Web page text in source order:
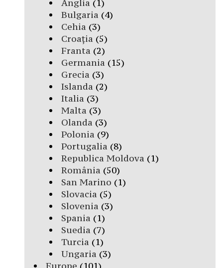
Anglia (1)
Bulgaria (4)
Cehia (3)
Croația (5)
Franta (2)
Germania (15)
Grecia (3)
Islanda (2)
Italia (3)
Malta (3)
Olanda (3)
Polonia (9)
Portugalia (8)
Republica Moldova (1)
România (50)
San Marino (1)
Slovacia (5)
Slovenia (3)
Spania (1)
Suedia (7)
Turcia (1)
Ungaria (3)